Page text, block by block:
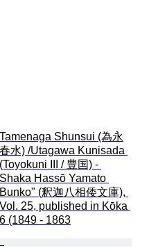
Tamenaga Shunsui (為永
春水) /Utagawa Kunisada
(Toyokuni III / 豊国) -
Shaka Hassō Yamato
Bunko" (釈迦八相倭文庫),
Vol. 25, published in Kōka
6 (1849 - 1863